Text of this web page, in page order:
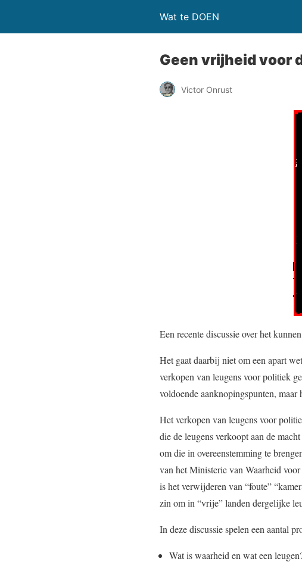
Wat te DOEN
Geen vrijheid voor
Victor Onrust
Een recente discussie over het
Het gaat daarbij niet om een apart
verkopen van leugens voor politiek
voldoende aanknopingspunten,
Het verkopen van leugens voor
die de leugens verkoopt aan de
om die in overeenstemming te
van het Ministerie van Waarheid
is het verwijderen van “foute”
zin om in “vrije” landen dergelijke
In deze discussie spelen een aantal
Wat is waarheid en wat een